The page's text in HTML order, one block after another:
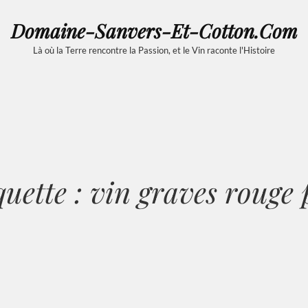
Domaine-Sanvers-Et-Cotton.com
Là où la Terre rencontre la Passion, et le Vin raconte l'Histoire
: vin graves rouge